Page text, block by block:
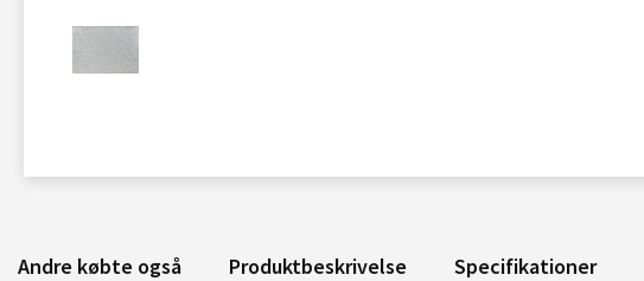
Andre købte også Produktbeskrivelse Specifikationer